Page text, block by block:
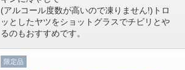
(アルコール度数が高いので凍りません!)トロ
ッとしたヤツをショットグラスでチビリとや
るのもおすすめです。
限定品